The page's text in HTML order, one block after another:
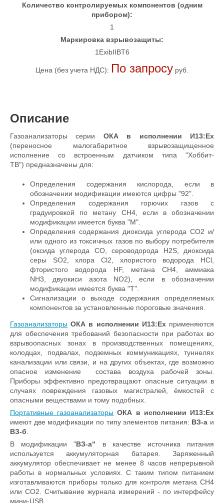
Количество контролируемых компонентов (одним
прибором):
1
Маркировка взрывозащиты:
1ExibIIBT6
Цена (без учета НДС): По запросу руб.
Описание
Газоанализаторы серии ОКА в исполнении И13:Ex
(переносное малогабаритное взрывозащищенное
исполнение со встроенным датчиком типа "Хоббит-
ТВ") предназначены для:
Определения содержания кислорода, если в
обозначении модификации имеются цифры "92".
Определения содержания горючих газов с
градуировкой по метану CH4, если в обозначении
модификации имеется буква "М".
Определения содержания диоксида углерода CO2 и/
или одного из токсичных газов по выбору потребителя
(оксида углерода СО, сероводорода H2S, диоксида
серы SO2, хлора Cl2, хлористого водорода HCl,
фтористого водорода HF, метана CH4, аммиака
NH3, двуокиси азота NO2), если в обозначении
модификации имеется буква "Т".
Сигнализации о выходе содержания определяемых
компонентов за установленные пороговые значения.
Газоанализаторы ОКА в исполнении И13:Ex применяются
для обеспечения требований безопасности при работах во
взрывоопасных зонах в производственных помещениях,
колодцах, подвалах, подземных коммуникациях, туннелях
канализации или связи, и на других объектах, где возможно
опасное изменение состава воздуха рабочей зоны.
Приборы эффективно предотвращают опасные ситуации в
случаях повреждения газовых магистралей, ёмкостей с
опасными веществами и тому подобных.
Портативные газоанализаторы ОКА в исполнении И13:Ex
имеют две модификации по типу элементов питания: ВЗ-а и
ВЗ-б
В модификации "ВЗ-а" в качестве источника питания
используется аккумуляторная батарея. Заряженный
аккумулятор обеспечивает не менее 8 часов непрерывной
работы в нормальных условиях. С таким типом питанием
изготавливаются приборы только для контроля метана CH4
или CO2. Считывание журнала измерений - по интерфейсу
мини-USB.